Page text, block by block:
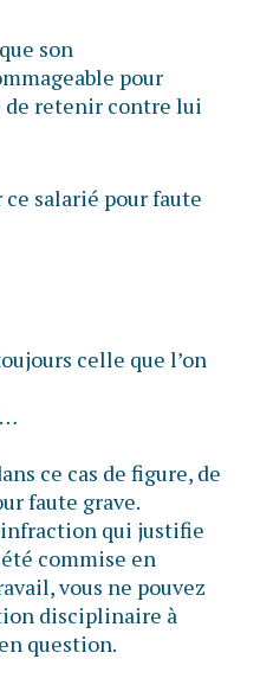
son
pour
de retenir contre lui
salarié pour faute
celle que l’on
ce cas de figure, de
faute grave.
qui justifie
commise en
vous ne pouvez
disciplinaire à
question.